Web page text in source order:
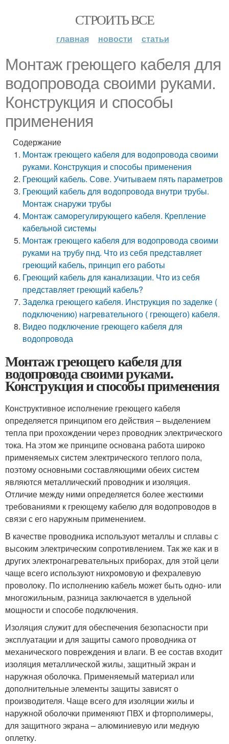
СТРОИТЬ ВСЕ
главная новости статьи
Монтаж греющего кабеля для
водопровода своими руками.
Конструкция и способы
применения
Содержание
Монтаж греющего кабеля для водопровода своими
руками. Конструкция и способы применения
Греющий кабель. Сове. Учитываем пять параметров
Греющий кабель для водопровода внутри трубы.
Монтаж снаружи трубы
Монтаж саморегулирующего кабеля. Крепление
кабельной системы
Монтаж греющего кабеля для водопровода своими
руками на трубу пнд. Что из себя представляет
греющий кабель, принцип его работы
Греющий кабель для канализации. Что из себя
представляет греющий кабель?
Заделка греющего кабеля. Инструкция по заделке (
подключению) нагревательного ( греющего) кабеля.
Видео подключение греющего кабеля для
водопровода
Монтаж греющего кабеля для
водопровода своими руками.
Конструкция и способы применения
Конструктивное исполнение греющего кабеля
определяется принципом его действия – выделением
тепла при прохождении через проводник электрического
тока. На этом же принципе основана работа широко
применяемых систем электрического теплого пола,
поэтому основными составляющими обеих систем
являются металлический проводник и изоляция.
Отличие между ними определяется более жесткими
требованиями к греющему кабелю для водопроводов в
связи с его наружным применением.
В качестве проводника используют металлы и сплавы с
высоким электрическим сопротивлением. Так же как и в
других электронагревательных приборах, для этой цели
чаще всего используют нихромовую и фехралевую
проволоку. По исполнению кабель может быть одно- или
многожильным, разница заключается в удельной
мощности и способе подключения.
Изоляция служит для обеспечения безопасности при
эксплуатации и для защиты самого проводника от
механического повреждения и влаги. В ее состав входит
изоляция металлической жилы, защитный экран и
наружная оболочка. Применяемый материал или
дополнительные элементы защиты зависят о
производителя. Чаще всего для изоляции жилы и
наружной оболочки применяют ПВХ и фторполимеры,
для защитного экрана – алюминиевую или медную
оплетку.